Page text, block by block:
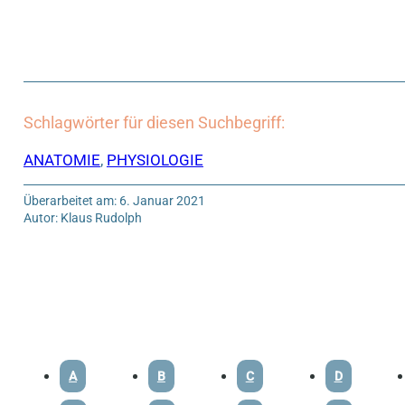
Schlagwörter für diesen Suchbegriff:
ANATOMIE, PHYSIOLOGIE
Überarbeitet am: 6. Januar 2021
Autor: Klaus Rudolph
A B C D